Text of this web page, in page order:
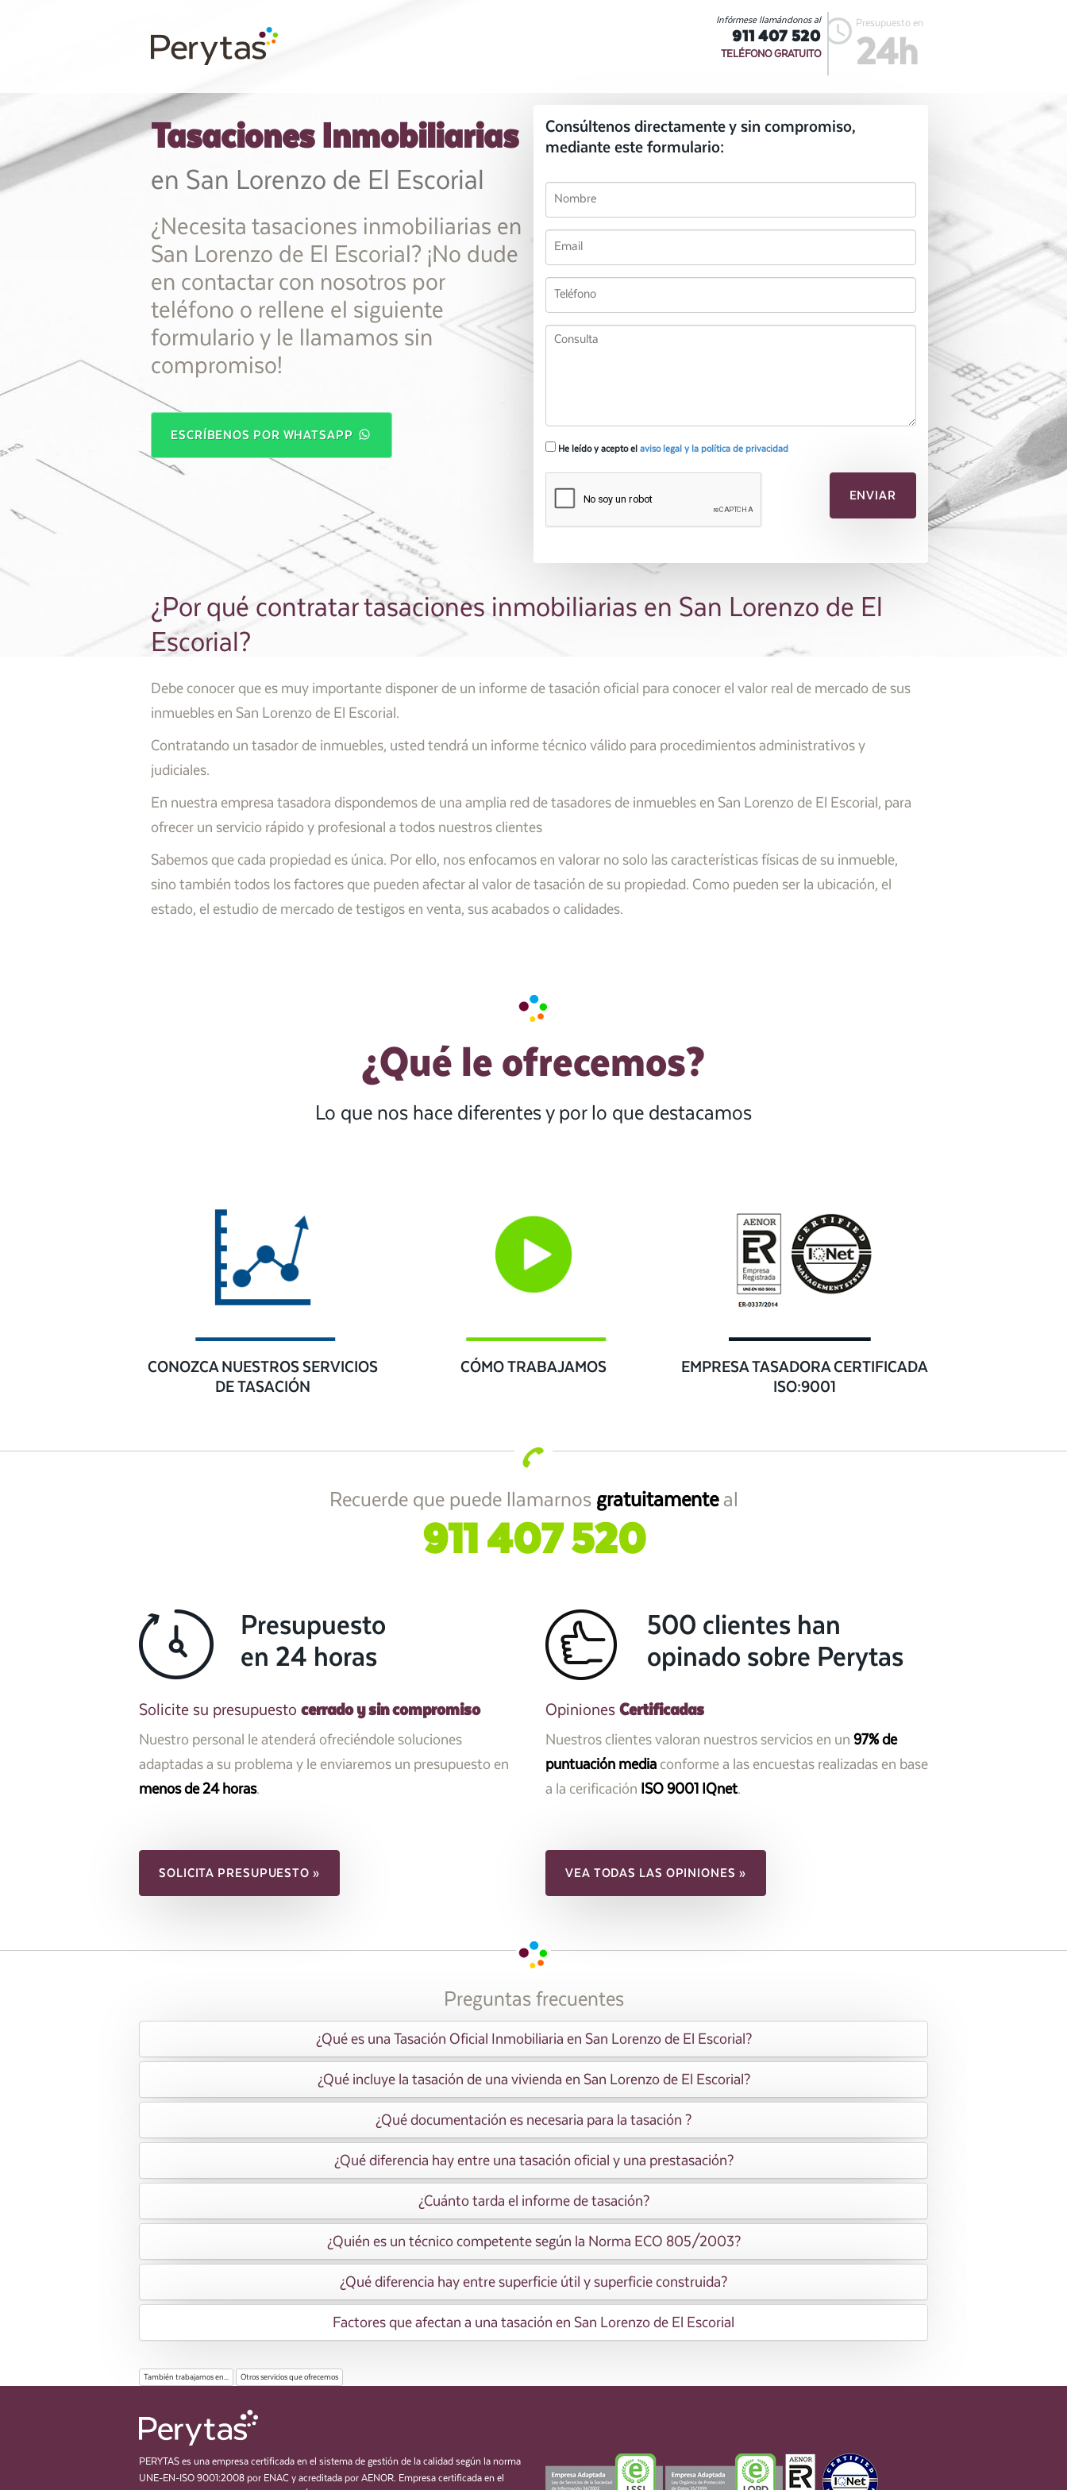
Presupuesto en
24h
Infórmese llamándonos al
911 407 520
TELÉFONO GRATUITO
Tasaciones Inmobiliarias
en San Lorenzo de El Escorial
¿Necesita tasaciones inmobiliarias en
San Lorenzo de El Escorial? ¡No dude
en contactar con nosotros por
teléfono o rellene el siguiente
formulario y le llamamos sin
compromiso!
ESCRÍBENOS POR WHATSAPP
Consúltenos directamente y sin compromiso,
mediante este formulario:
He leído y acepto el aviso legal y la política de privacidad
¿Por qué contratar tasaciones inmobiliarias en San Lorenzo de El
Escorial?
Debe conocer que es muy importante disponer de un informe de tasación oficial para conocer el valor real de mercado de sus
inmuebles en San Lorenzo de El Escorial.
Contratando un tasador de inmuebles, usted tendrá un informe técnico válido para procedimientos administrativos y
judiciales.
En nuestra empresa tasadora dispondemos de una amplia red de tasadores de inmuebles en San Lorenzo de El Escorial, para
ofrecer un servicio rápido y profesional a todos nuestros clientes
Sabemos que cada propiedad es única. Por ello, nos enfocamos en valorar no solo las características físicas de su inmueble,
sino también todos los factores que pueden afectar al valor de tasación de su propiedad. Como pueden ser la ubicación, el
estado, el estudio de mercado de testigos en venta, sus acabados o calidades.
¿Qué le ofrecemos?
Lo que nos hace diferentes y por lo que destacamos
CONOZCA NUESTROS SERVICIOS
DE TASACIÓN
CÓMO TRABAJAMOS
EMPRESA TASADORA CERTIFICADA
ISO:9001
Recuerde que puede llamarnos gratuitamenteal
911 407 520
Presupuesto
en 24 horas
Solicite su presupuesto cerrado y sin compromiso
Nuestro personal le atenderá ofreciéndole soluciones
adaptadas a su problema y le enviaremos un presupuesto en
menos de 24 horas.
SOLICITA PRESUPUESTO »
500 clientes han
opinado sobre Perytas
Opiniones Certificadas
Nuestros clientes valoran nuestros servicios en un 97% de
puntuación mediaconforme a las encuestas realizadas en base
a la cerificación ISO 9001 IQnet.
VEA TODAS LAS OPINIONES »
Preguntas frecuentes
¿Qué es una Tasación Oficial Inmobiliaria en San Lorenzo de El Escorial?
¿Qué incluye la tasación de una vivienda en San Lorenzo de El Escorial?
¿Qué documentación es necesaria para la tasación ?
¿Qué diferencia hay entre una tasación oficial y una prestasación?
¿Cuánto tarda el informe de tasación?
¿Quién es un técnico competente según la Norma ECO 805/2003?
¿Qué diferencia hay entre superficie útil y superficie construida?
Factores que afectan a una tasación en San Lorenzo de El Escorial
También trabajamos en... Otros servicios que ofrecemos
PERYTAS es una empresa certificada en el sistema de gestión de la calidad según la norma
UNE-EN-ISO 9001:2008 por ENAC y acreditada por AENOR. Empresa certificada en el